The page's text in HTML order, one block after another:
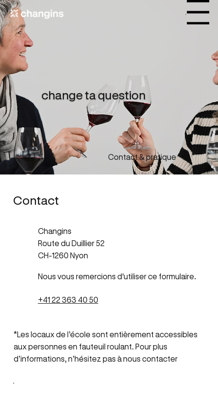
Menu
change ta question
Contact & pratique
Contact
Changins
Route du Duillier 52
CH-1260 Nyon
Nous vous remercions d'utiliser ce formulaire.
+41 22 363 40 50
*Les locaux de l’école sont entièrement accessibles
aux personnes en fauteuil roulant. Pour plus
d’informations, n’hésitez pas à nous contacter